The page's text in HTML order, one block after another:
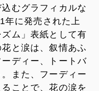
むグラフィカルな
年に発売された上
ム」表紙として有
と涙は、叙情あふ
ディー、トートバ
また、フーディー
ことで、花の涙を